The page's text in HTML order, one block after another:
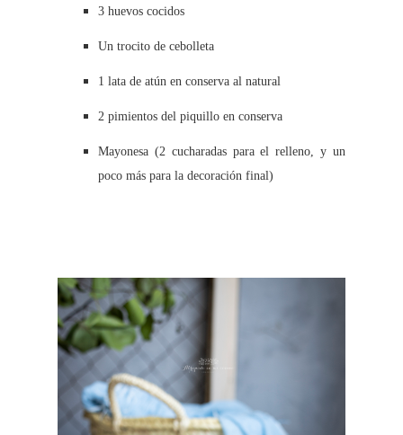
3 huevos cocidos
Un trocito de cebolleta
1 lata de atún en conserva al natural
2 pimientos del piquillo en conserva
Mayonesa (2 cucharadas para el relleno, y un
poco más para la decoración final)